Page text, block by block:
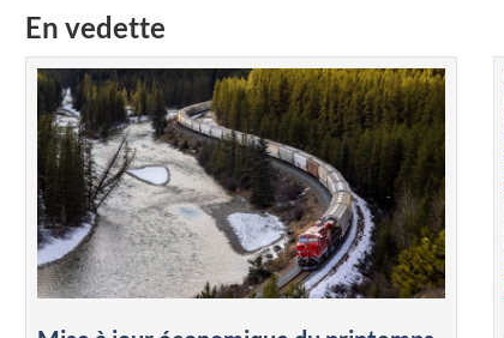
En vedette